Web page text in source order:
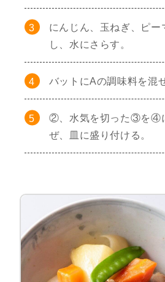
にんじん、玉ねぎ、ピー
し、水にさらす。
バットにAの調味料を混
②、水気を切った③を④
ぜ、皿に盛り付ける。